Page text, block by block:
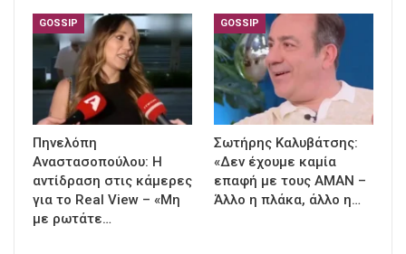
GOSSIP
Πηνελόπη
Αναστασοπούλου: Η
αντίδραση στις κάμερες
για το Real View – «Μη
με ρωτάτε…
GOSSIP
Σωτήρης Καλυβάτσης:
«Δεν έχουμε καμία
επαφή με τους ΑΜΑΝ –
Άλλο η πλάκα, άλλο η…